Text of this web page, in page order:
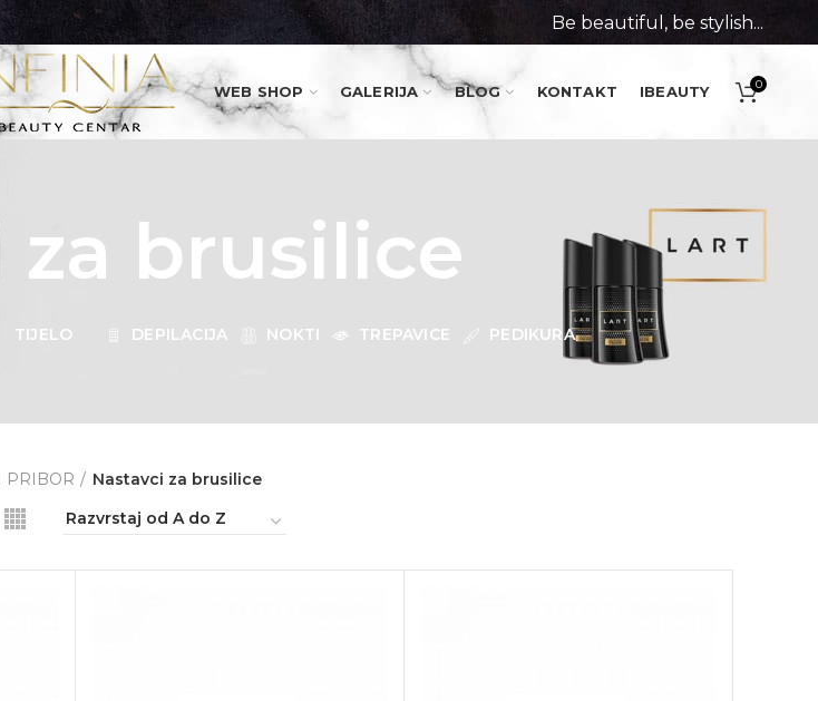
Be beautiful, be stylish...
WEB SHOP GALERIJA BLOG KONTAKT IBEAUTY 0
za brusilice
TIJELO DEPILACIJA NOKTI TREPAVICE PEDIKURA
PRIBOR
Nastavci za brusilice